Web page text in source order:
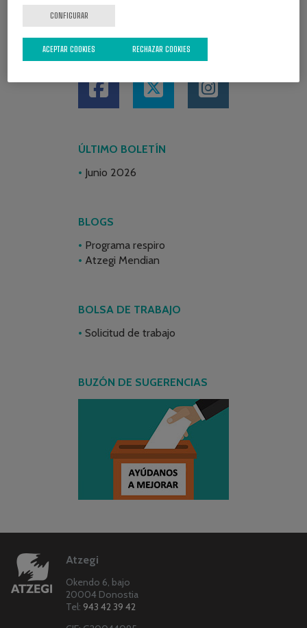
REDES SOCIALES
ÚLTIMO BOLETÍN
Junio 2026
BLOGS
Programa respiro
Atzegi Mendian
BOLSA DE TRABAJO
Solicitud de trabajo
BUZÓN DE SUGERENCIAS
Atzegi
Okendo 6, bajo
20004 Donostia
Tel: 943 42 39 42
CONFIGURAR
RECHAZAR COOKIES
ACEPTAR COOKIES